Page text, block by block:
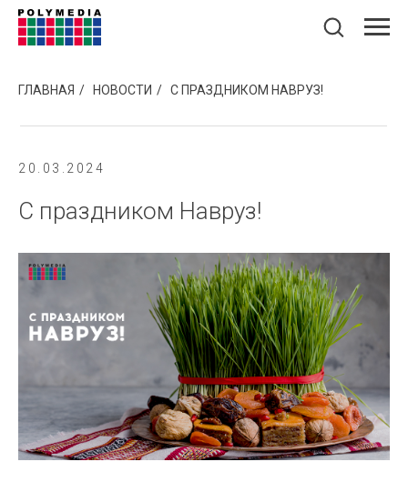
ГЛАВНАЯ / НОВОСТИ / С ПРАЗДНИКОМ НАВРУЗ!
20.03.2024
С праздником Навруз!